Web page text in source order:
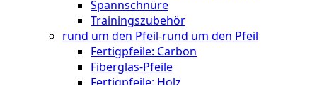
Spannschnüre
Trainingszubehör
rund um den Pfeil-rund um den Pfeil
Fertigpfeile: Carbon
Fiberglas-Pfeile